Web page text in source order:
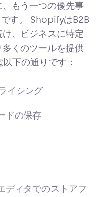
もう一つの優先事
す。 ShopifyはB2B
、ビジネスに特定
くのツールを提供
下の通りです：
イシング
ドの保存
ディタでのストアフ